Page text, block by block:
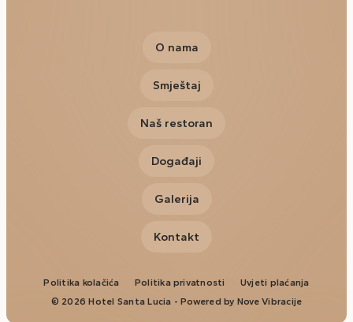
O nama
Smještaj
Naš restoran
Događaji
Galerija
Kontakt
Politika kolačića Politika privatnosti
Uvjeti plaćanja
© 2026 Hotel Santa Lucia - Powered by Nove Vibracije